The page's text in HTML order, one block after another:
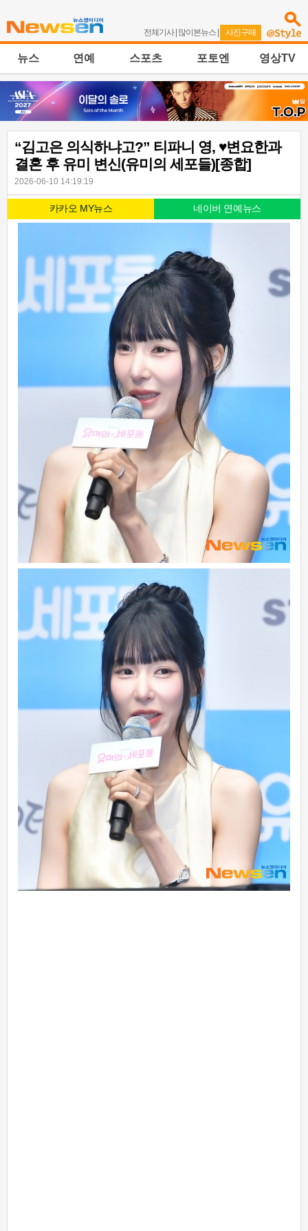
전체기사| 많이본뉴스 | 사진구매
뉴스 연예 스포츠 포토엔 영상TV
“김고은 의식하냐고?” 티파니 영, ♥변요한과
결혼 후 유미 변신(유미의 세포들)[종합]
2026-06-10 14:19:19
카카오 MY뉴스 네이버 연예뉴스